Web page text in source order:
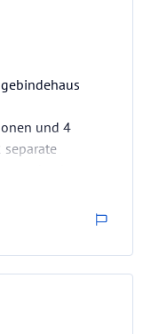
und 4
separate
Wir
und fanden
(davon
- geht aber
2